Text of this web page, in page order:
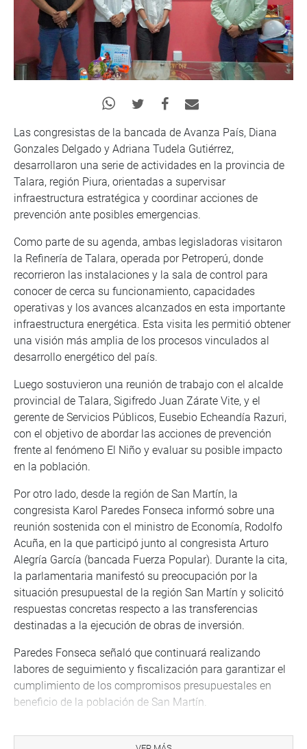
Las congresistas de la bancada de Avanza País, Diana
Gonzales Delgado y Adriana Tudela Gutiérrez,
desarrollaron una serie de actividades en la provincia de
Talara, región Piura, orientadas a supervisar
infraestructura estratégica y coordinar acciones de
prevención ante posibles emergencias.
Como parte de su agenda, ambas legisladoras visitaron
la Refinería de Talara, operada por Petroperú, donde
recorrieron las instalaciones y la sala de control para
conocer de cerca su funcionamiento, capacidades
operativas y los avances alcanzados en esta importante
infraestructura energética. Esta visita les permitió obtener
una visión más amplia de los procesos vinculados al
desarrollo energético del país.
Luego sostuvieron una reunión de trabajo con el alcalde
provincial de Talara, Sigifredo Juan Zárate Vite, y el
gerente de Servicios Públicos, Eusebio Echeandía Razuri,
con el objetivo de abordar las acciones de prevención
frente al fenómeno El Niño y evaluar su posible impacto
en la población.
Por otro lado, desde la región de San Martín, la
congresista Karol Paredes Fonseca informó sobre una
reunión sostenida con el ministro de Economía, Rodolfo
Acuña, en la que participó junto al congresista Arturo
Alegría García (bancada Fuerza Popular). Durante la cita,
la parlamentaria manifestó su preocupación por la
situación presupuestal de la región San Martín y solicitó
respuestas concretas respecto a las transferencias
destinadas a la ejecución de obras de inversión.
Paredes Fonseca señaló que continuará realizando
labores de seguimiento y fiscalización para garantizar el
cumplimiento de los compromisos presupuestales en
beneficio de la población de San Martín.